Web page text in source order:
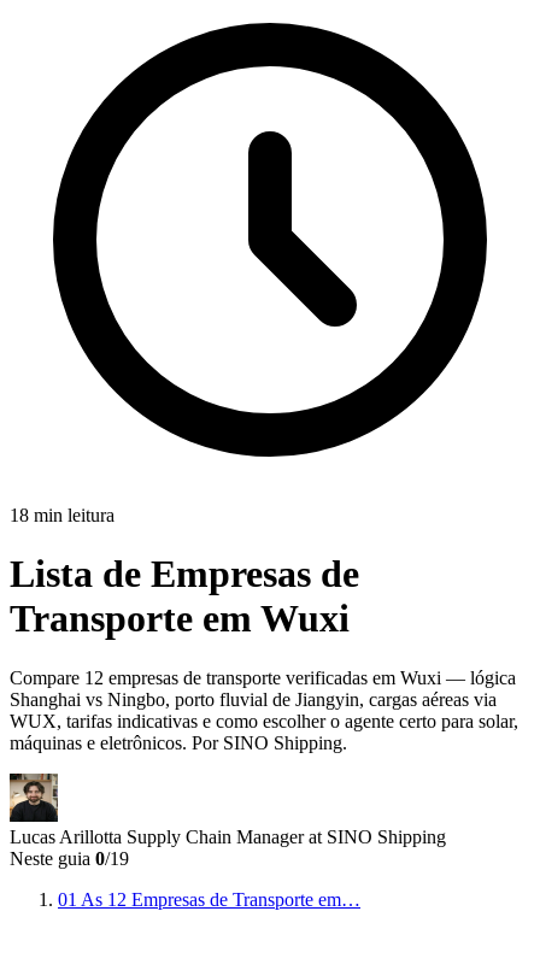
18 min leitura
Lista de Empresas de
Transporte em Wuxi
Compare 12 empresas de transporte verificadas em Wuxi — lógica
Shanghai vs Ningbo, porto fluvial de Jiangyin, cargas aéreas via
WUX, tarifas indicativas e como escolher o agente certo para solar,
máquinas e eletrônicos. Por SINO Shipping.
Lucas Arillotta Supply Chain Manager at SINO Shipping
Neste guia 0/19
01 As 12 Empresas de Transporte em…